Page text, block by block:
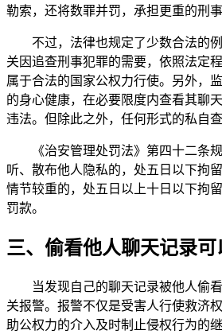
勒索，还将数罪并罚，承担更重的刑事
不过，法律也规定了少数合法的例
关因追查刑事犯罪的需要，依照法定
属于合法的国家公权力行使。另外，
的身心健康，在必要限度内查看其聊
违法。但除此之外，任何形式的私自查
《治安管理处罚法》第四十二条规
听、散布他人隐私的，处五日以下拘
情节较重的，处五日以上十日以下拘
罚款。
三、偷看他人聊天记录可
当发现自己的聊天记录被他人偷看
关报警。报警不仅是受害人行使救济
助公权力的介入及时制止侵权行为的